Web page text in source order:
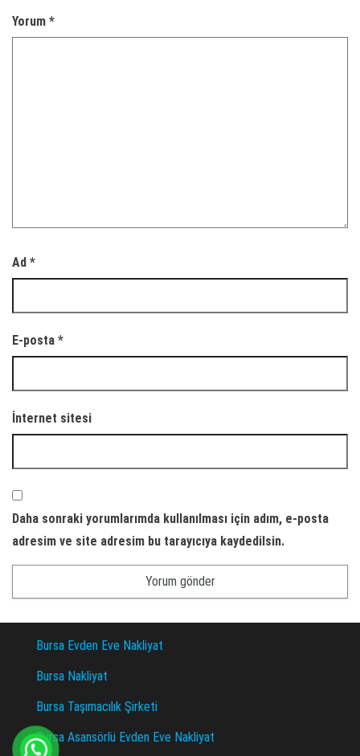
Yorum *
Ad *
E-posta *
İnternet sitesi
Daha sonraki yorumlarımda kullanılması için adım, e-posta
adresim ve site adresim bu tarayıcıya kaydedilsin.
Bursa Evden Eve Nakliyat
Bursa Nakliyat
Bursa Taşımacılık Şirketi
Bursa Asansörlü Evden Eve Nakliyat